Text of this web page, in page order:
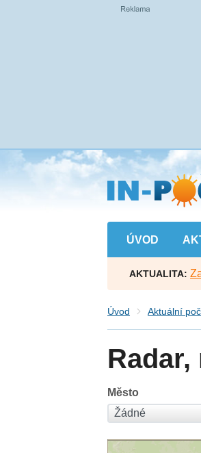
Přejít
na
hlavní
obsah
ÚVOD
AKTUALITA:
Úvod Aktuální
Město